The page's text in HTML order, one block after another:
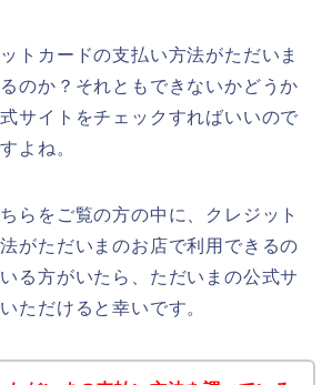
トカードの支払い方法がただいま
のか？それともできないかどうか
サイトをチェックすればいいので
よね。
らをご覧の方の中に、クレジット
がただいまのお店で利用できるの
る方がいたら、ただいまの公式サ
ただけると幸いです。